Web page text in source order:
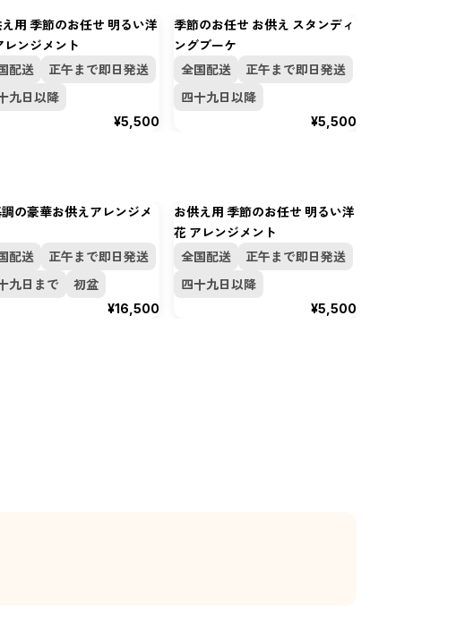
用 季節のお任せ 明るい洋
レンジメント
配送
正午まで即日発送
九日以降
¥5,500
季節のお任せ お供え スタンディ
ングブーケ
全国配送
正午まで即日発送
四十九日以降
¥5,500
調の豪華お供えアレンジメ
配送
正午まで即日発送
九日まで
初盆
¥16,500
お供え用 季節のお任せ 明るい洋
花 アレンジメント
全国配送
正午まで即日発送
四十九日以降
¥5,500